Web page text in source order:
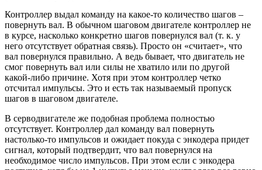
Контроллер выдал команду на какое-то количество шагов –
повернуть вал. В обычном шаговом двигателе контроллер не
в курсе, насколько конкретно шагов повернулся вал (т. к. у
него отсутствует обратная связь). Просто он «считает», что
вал повернулся правильно. А ведь бывает, что двигатель не
смог повернуть вал или силы не хватило или по другой
какой-либо причине. Хотя при этом контроллер четко
отсчитал импульсы. Это и есть так называемый пропуск
шагов в шаговом двигателе.
В серводвигателе же подобная проблема полностью
отсутствует. Контроллер дал команду вал повернуть
настолько-то импульсов и ожидает покуда с энкодера придет
сигнал, который подтвердит, что вал повернулся на
необходимое число импульсов. При этом если с энкодера